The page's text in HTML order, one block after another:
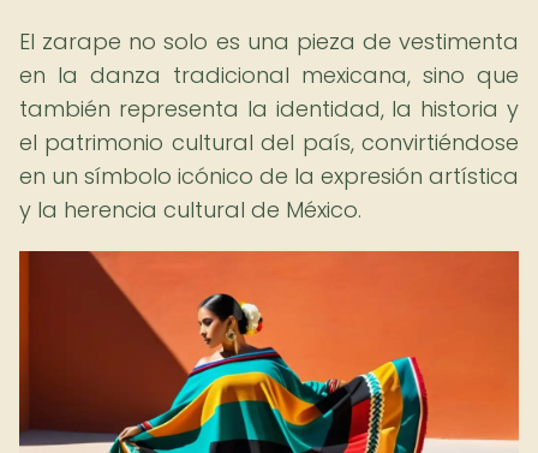
El zarape no solo es una pieza de vestimenta
en la danza tradicional mexicana, sino que
también representa la identidad, la historia y
el patrimonio cultural del país, convirtiéndose
en un símbolo icónico de la expresión artística
y la herencia cultural de México.